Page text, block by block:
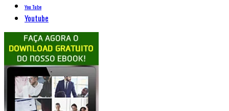
You Tube
Youtube